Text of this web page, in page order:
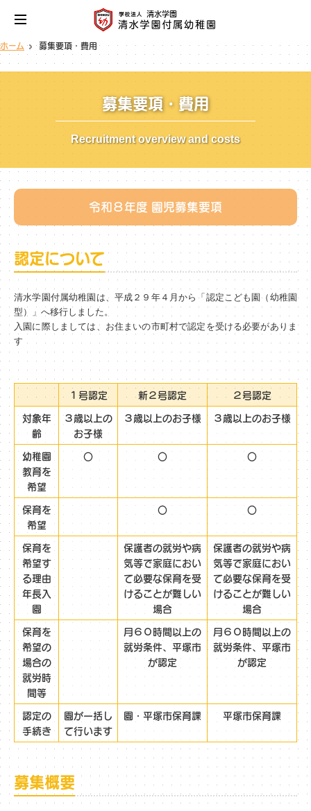
ホーム 募集要項・費用
募集要項・費用
Recruitment overview and costs
令和８年度 園児募集要項
認定について
清水学園付属幼稚園は、平成２９年４月から「認定こども園（幼稚園
型）」へ移行しました。
入園に際しましては、お住まいの市町村で認定を受ける必要がありま
す
１号認定 新２号認定
２号認定
対象年
齢
３歳以上の
お子様
３歳以上のお子様 ３歳以上のお子様
幼稚園
教育を
希望
〇 〇 〇
保育を
希望
〇 〇
保育を
希望す
る理由
年長入
園
保護者の就労や病
気等で家庭におい
て必要な保育を受
けることが難しい
場合
保護者の就労や病
気等で家庭におい
て必要な保育を受
けることが難しい
場合
保育を
希望の
場合の
就労時
間等
月６０時間以上の
就労条件、平塚市
が認定
月６０時間以上の
就労条件、平塚市
が認定
認定の
手続き
園が一括し
て行います
園・平塚市保育課 平塚市保育課
募集概要